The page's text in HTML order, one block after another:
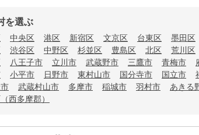
を選ぶ
中央区 港区 新宿区 文京区 台東区 墨田区
渋谷区 中野区 杉並区 豊島区 北区 荒川区
八王子市 立川市 武蔵野市 三鷹市 青梅市
小平市 日野市 東村山市 国分寺市 国立市
武蔵村山市 多摩市 稲城市 羽村市 あきる
西多摩郡）